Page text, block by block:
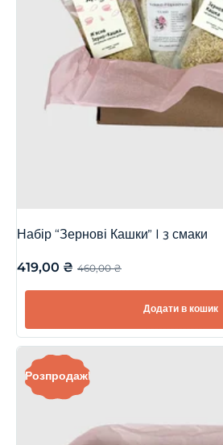
Набір “Зернові Кашки” | 3 смаки
460,00₴
419,00 ₴
Додати в кошик
Розпродаж!